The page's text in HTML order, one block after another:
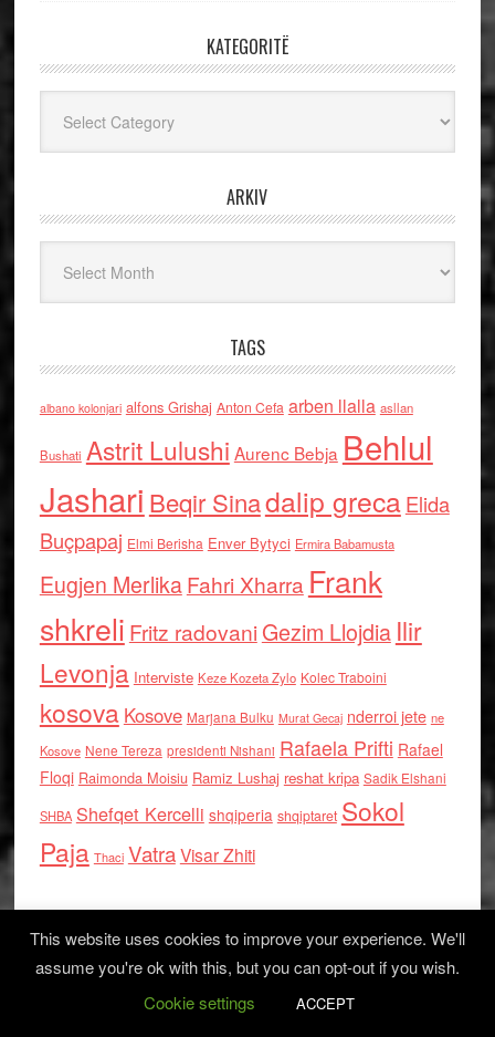
KATEGORITË
ARKIV
TAGS
albano kolonjari alfons Grishaj Anton Cefa arben llalla asllan
Bushati Astrit Lulushi Aurenc Bebja Behlul
Jashari Beqir Sinadalip grecaElida
Buçpapaj Elmi Berisha Enver Bytyci Ermira Babamusta
Eugjen MerlikaFahri Xharra Frank
shkreli Fritz radovaniGezim Llojdia Ilir
Levonja Interviste Keze Kozeta Zylo Kolec Traboini
kosova Kosove Marjana Bulku Murat Gecaj nderroi jete ne
Kosove Nene Tereza presidenti Nishani Rafaela Prifti Rafael
Floqi Raimonda Moisiu Ramiz Lushaj reshat kripa Sadik Elshani
SHBA Shefqet Kercelli shqiperia shqiptaret Sokol
Paja Thaci VatraVisar Zhiti
Log in
This website uses cookies to improve your experience. We'll
assume you're ok with this, but you can opt-out if you wish.
Cookie settings
ACCEPT